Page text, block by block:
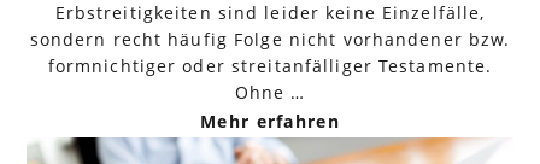
Erbstreitigkeiten sind leider keine Einzelfälle,
sondern recht häufig Folge nicht vorhandener bzw.
formnichtiger oder streitanfälliger Testamente.
Ohne …
Mehr erfahren